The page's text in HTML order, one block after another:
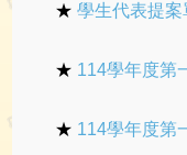
★學生代表提案
★ 114學年度第
★ 114學年度第